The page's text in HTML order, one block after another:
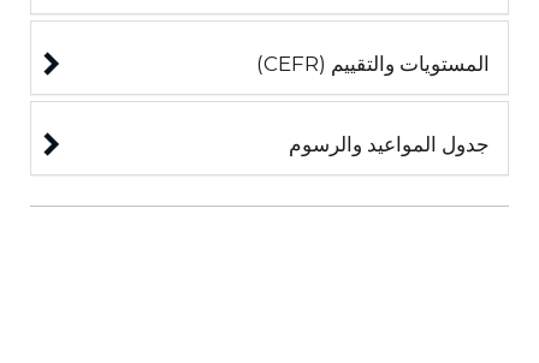
المستويات والتقييم (CEFR)
جدول المواعيد والرسوم